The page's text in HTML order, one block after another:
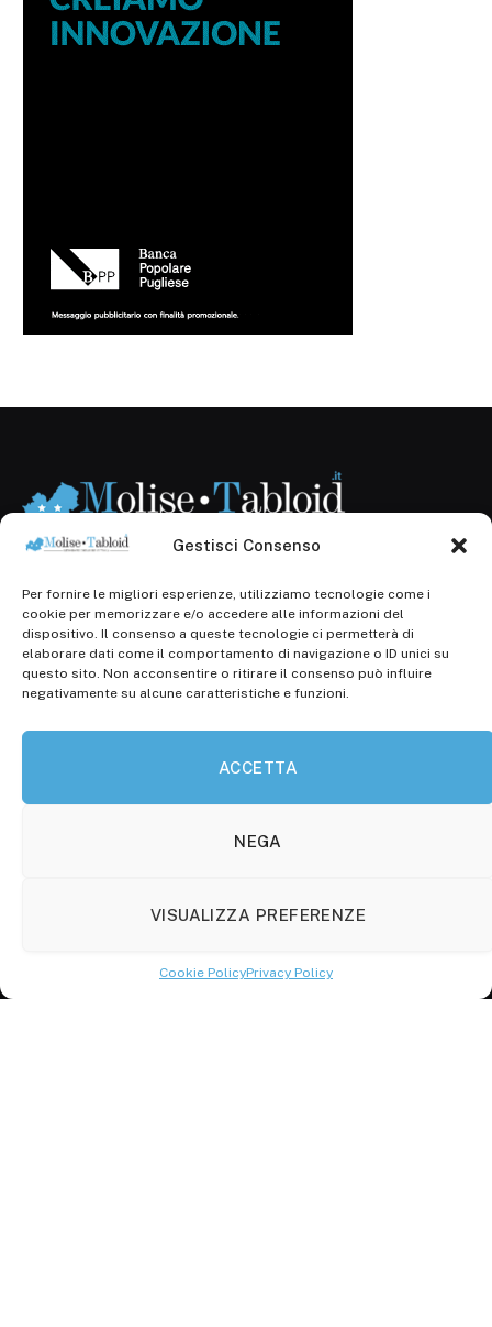
Gestisci Consenso
Per fornire le migliori esperienze, utilizziamo tecnologie come i
cookie per memorizzare e/o accedere alle informazioni del
dispositivo. Il consenso a queste tecnologie ci permetterà di
elaborare dati come il comportamento di navigazione o ID unici su
questo sito. Non acconsentire o ritirare il consenso può influire
negativamente su alcune caratteristiche e funzioni.
ACCETTA
NEGA
VISUALIZZA PREFERENZE
Cookie PolicyPrivacy Policy
Registr. presso il Tribunale di Campobasso: 3/2013 del
14.11.2013, Cron. 1254
Roc: iscrizione n° 25549 (Prot. 1138/com/15 del
30.04.2015)
P.Iva: 01707150700